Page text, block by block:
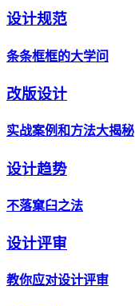
设计规范
条条框框的大学问
改版设计
实战案例和方法大揭秘
设计趋势
不落窠臼之法
设计评审
教你应对设计评审